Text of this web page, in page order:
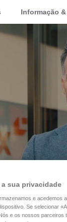
Informação
sua privacidade
e acedemos
Se selecionar
e os nossos